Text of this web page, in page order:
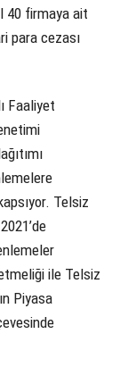
40 firmaya ait
para cezası
Faaliyet
Telsiz
ile Telsiz
Piyasa